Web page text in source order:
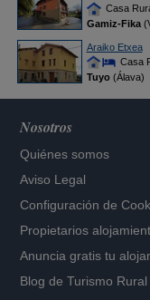
Casa
Gamiz-Fika
Araiko Etxea
Casa
Tuyo(Álava)
Nosotros
Quiénes somos
Aviso Legal
Configuración de
Propietarios
Anuncia gratis tu
Blog de Turismo Rural